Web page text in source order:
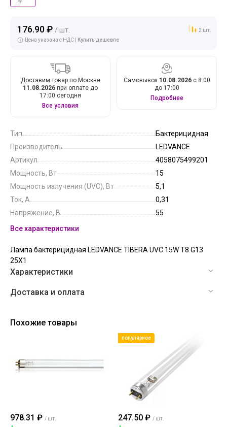
2 шт.
176.90 ₽ / шт.
Цена указана с НДС | Купить дешевле
Доставим товар по Москве
11.08.2026 при оплате до
17:00 сегодня
Все условия
Самовывоз 10.08.2026с 8:00
до 17:00
Подробнее
Тип
Бактерицидная
Производитель
LEDVANCE
Артикул
4058075499201
Мощность, Вт
15
Мощность излучения (UVC), Вт
5,1
Ток, А
0,31
Напряжение, В
55
Все характеристики
Лампа бактерицидная LEDVANCE TIBERA UVC 15W T8 G13
25X1
Характеристики
Доставка и оплата
Похожие товары
978.31 ₽ / шт.
популярное
247.50 ₽ / шт.